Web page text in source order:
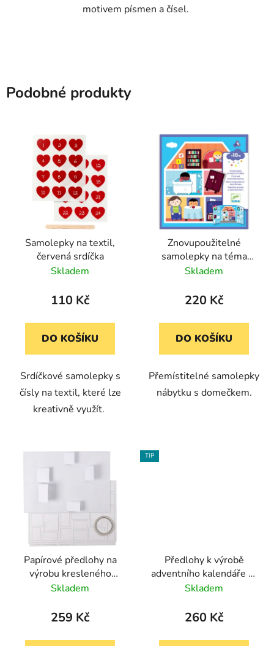
motivem písmen a čísel.
Podobné produkty
Samolepky na textil,
červená srdíčka
Skladem
110 Kč
DO KOŠÍKU
Srdíčkové samolepky s
čísly na textil, které lze
kreativně využít.
Znovupoužitelné
samolepky na téma
Domov DJECO
Skladem
220 Kč
DO KOŠÍKU
Přemístitelné samolepky
nábytku s domečkem.
Papírové předlohy na
výrobu kresleného
adventního kalendáře, 5
Skladem
259 Kč
TIP
Předlohy k výrobě
adventního kalendáře (3
ks)
Skladem
260 Kč